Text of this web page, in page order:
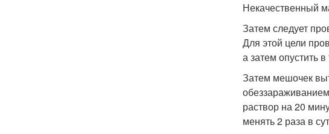
Некачественный
Затем следует
Для этой цели
а затем опустить
Затем мешочек
раствор на 20
менять 2 раза в